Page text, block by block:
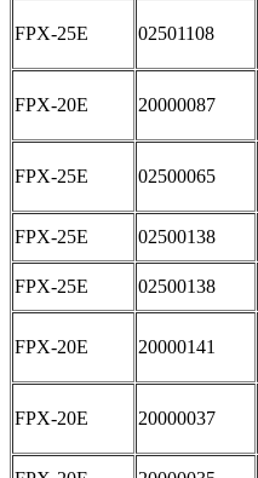
FPX-25E 02501108
FPX-20E 20000087
FPX-25E 02500065
FPX-25E 02500138
FPX-25E 02500138
FPX-20E 20000141
FPX-20E 20000037